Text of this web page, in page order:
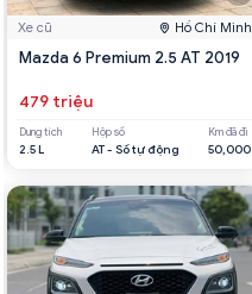
Xe cũ Hồ Chí Minh
Mazda 6 Premium 2.5 AT 2019
479 triệu
Dung tích
2.5 L
Hộp số
AT - Số tự động
Km đã đi
50,000